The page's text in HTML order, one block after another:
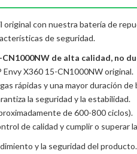
original con nuestra batería de
de seguridad.
CN1000NW de alta calidad, no
X360 15-CN1000NW original.
rápidas y una mayor duración de
la seguridad y la estabilidad.
de 600-800 ciclos).
de calidad y cumplir o superar
y la seguridad del producto.